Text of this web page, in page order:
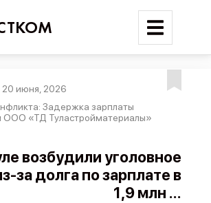
Войти
Новости
Карта событий
20 июня, 2026
Задержка зарплаты
ООО «ТД Туластройматериалы»
возбудили уголовное
за долга по зарплате в
1,9 млн ...